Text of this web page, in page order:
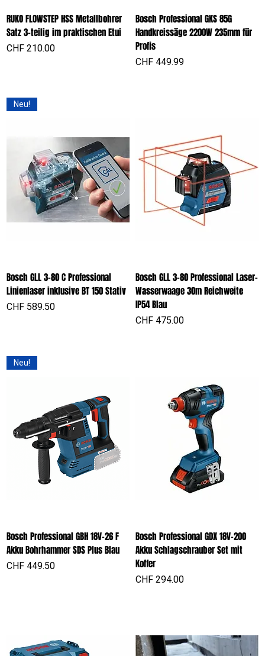
RUKO FLOWSTEP HSS Metallbohrer
Satz 3-teilig im praktischen Etui
Preis
CHF 210.00
Bosch Professional GKS 85G
Handkreissäge 2200W 235mm für
Profis
Preis
CHF 449.99
Neu!
Bosch GLL 3-80 C Professional
Linienlaser inklusive BT 150 Stativ
Preis
CHF 589.50
Bosch GLL 3-80 Professional Laser-
Wasserwaage 30m Reichweite
IP54 Blau
Preis
CHF 475.00
Neu!
Bosch Professional GBH 18V-26 F
Akku Bohrhammer SDS Plus Blau
Preis
CHF 449.50
Bosch Professional GDX 18V-200
Akku Schlagschrauber Set mit
Koffer
Preis
CHF 294.00